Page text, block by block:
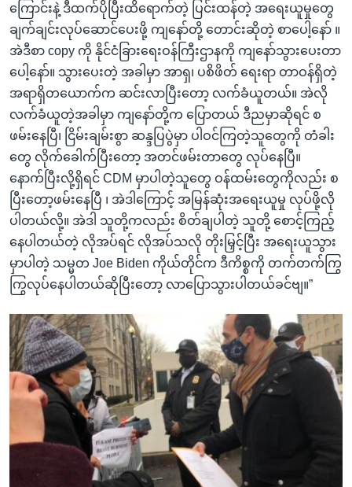
ကြောင်းနဲ့ ဒီထက်ပိုပြီးထိရောက်တဲ့ ပြင်းထန်တဲ့ အရေးယူမှုတွေ
ချက်ချင်းလုပ်ဆောင်ပေးဖို့ ကျနော်တို့ တောင်းဆိုတဲ့ စာပေါ့နော် ။
အဲဒီစာ copy ကို နိုင်ငံခြားရေးဝန်ကြီးဌာနကို ကျနော်သွားပေးတာ
ပေါ့နော်။ သွားပေးတဲ့ အခါမှာ အာရှ၊ ပစိဖိတ် ရေးရာ တာဝန်ရှိတဲ့
အရာရှိတယောက်က ဆင်းလာပြီးတော့ လက်ခံယူတယ်။ အဲလို
လက်ခံယူတဲ့အခါမှာ ကျနော်တို့က ပြောတယ် ဒီညမှာဆိုရင် စ
ဖမ်းနေပြီ၊ ငြိမ်းချမ်းစွာ ဆန္ဒပြပွဲမှာ ပါဝင်ကြတဲ့သူတွေကို တံခါး
တွေ လိုက်ခေါက်ပြီးတော့ အတင်ဖမ်းတာတွေ လုပ်နေပြီ။
နောက်ပြီးလို့ရှိရင် CDM မှာပါတဲ့သူတွေ ဝန်ထမ်းတွေကိုလည်း စ
ပြီးတော့ဖမ်းနေပြီ ၊ အဲဒါကြောင့် အမြန်ဆုံးအရေးယူမှု လုပ်ဖို့လို
ပါတယ်လို့။ အဲဒါ သူတို့ကလည်း စိတ်ချပါတဲ့ သူတို့ စောင့်ကြည့်
နေပါတယ်တဲ့ လိုအပ်ရင် လိုအပ်သလို တိုးမြှင့်ပြီး အရေးယူသွား
မှာပါတဲ့ သမ္မတ Joe Biden ကိုယ်တိုင်က ဒီကိစ္စကို တက်တက်ကြွ
ကြွလုပ်နေပါတယ်ဆိုပြီးတော့ လာပြောသွားပါတယ်ခင်ဗျ။”